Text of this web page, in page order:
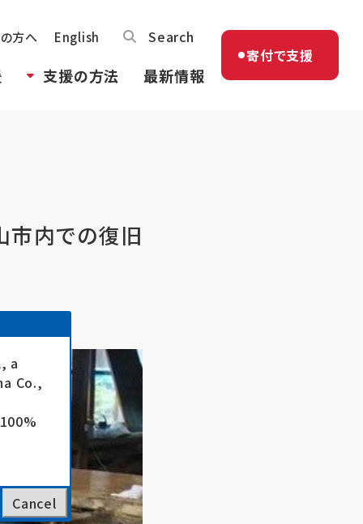
方へ English Search
支援の方法 最新情報
寄付で支援
市内での復旧
a
Co.,
Cancel